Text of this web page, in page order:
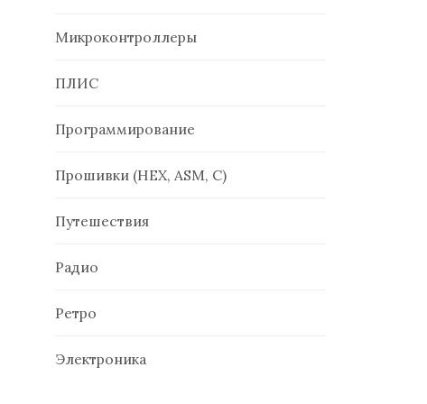
Микроконтроллеры
ПЛИС
Программирование
Прошивки (HEX, ASM, C)
Путешествия
Радио
Ретро
Электроника